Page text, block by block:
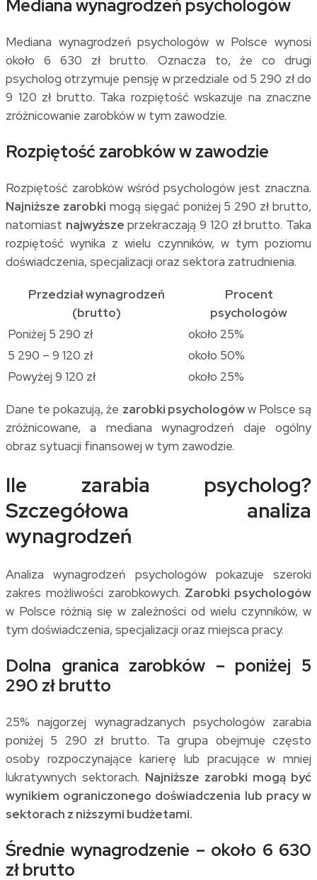
Mediana wynagrodzeń psychologów
Mediana wynagrodzeń psychologów w Polsce wynosi
około 6 630 zł brutto. Oznacza to, że co drugi
psycholog otrzymuje pensję w przedziale od 5 290 zł do
9 120 zł brutto. Taka rozpiętość wskazuje na znaczne
zróżnicowanie zarobków w tym zawodzie.
Rozpiętość zarobków w zawodzie
Rozpiętość zarobków wśród psychologów jest znaczna.
Najniższe zarobki mogą sięgać poniżej 5 290 zł brutto,
natomiast najwyższe przekraczają 9 120 zł brutto. Taka
rozpiętość wynika z wielu czynników, w tym poziomu
doświadczenia, specjalizacji oraz sektora zatrudnienia.
Przedział wynagrodzeń
(brutto)
Procent
psychologów
Poniżej 5 290 zł
około 25%
5 290 – 9 120 zł
około 50%
Powyżej 9 120 zł
około 25%
Dane te pokazują, że zarobki psychologóww Polsce są
zróżnicowane, a mediana wynagrodzeń daje ogólny
obraz sytuacji finansowej w tym zawodzie.
Ile zarabia psycholog?
Szczegółowa analiza
wynagrodzeń
Analiza wynagrodzeń psychologów pokazuje szeroki
zakres możliwości zarobkowych. Zarobki psychologów
w Polsce różnią się w zależności od wielu czynników, w
tym doświadczenia, specjalizacji oraz miejsca pracy.
Dolna granica zarobków – poniżej 5
290 zł brutto
25% najgorzej wynagradzanych psychologów zarabia
poniżej 5 290 zł brutto. Ta grupa obejmuje często
osoby rozpoczynające karierę lub pracujące w mniej
lukratywnych sektorach. Najniższe zarobki mogą być
wynikiem ograniczonego doświadczenia lub pracy w
sektorach z niższymi budżetami.
Średnie wynagrodzenie – około 6 630
zł brutto